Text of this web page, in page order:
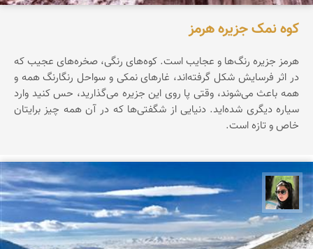
کوه نمک جزیره هرمز
هرمز جزیره‌ رنگ‌ها‌ و عجایب است. کوه‌های رنگی، صخره‌های عجیب که
در اثر فرسایش شکل گرفته‌اند، غارهای نمکی و سواحل رنگارنگ همه و
همه باعث می‌شوند، وقتی پا روی این جزیره می‌گذارید، حس کنید وارد
سیاره‌ دیگری شده‌اید. دنیایی از شگفتی‌ها که در آن همه چیز برایتان
خاص و تازه است.
سپیده اصلان